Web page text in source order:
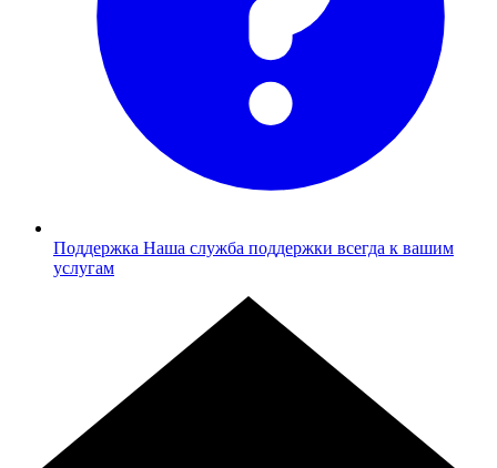
Поддержка Наша служба поддержки всегда к вашим
услугам